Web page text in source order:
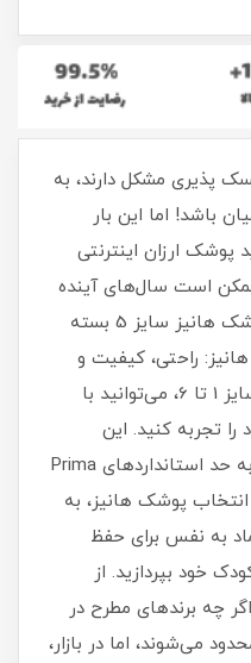
پذیری مشکل دارند، به
باشد! اما این بار
پوشک ارزان اینترنتی
است سال‌های آینده
از عدم انتخاب و استفاده از پوشک هانیز سایز 5 بسته
راحتی، کیفیت و
اعتماد با پوشک بچه هانیز از سایز 1 تا 6، می‌توانید با
تجربه کنید. این
محصولات با درجه کیفیتی که به حد استانداردهای Prima
پوشک هانیز، به
به نفس برای حفظ
خود بپردازید. از
چه برندهای مطرح در
می‌شوند، اما در بازار،